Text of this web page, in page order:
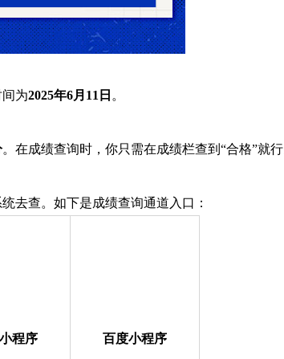
为2025年6月11日 。
。在成绩查询时，你只需在成绩栏查到“合格”就行
去查。如下是成绩查询通道入口：
程序 百度小程序